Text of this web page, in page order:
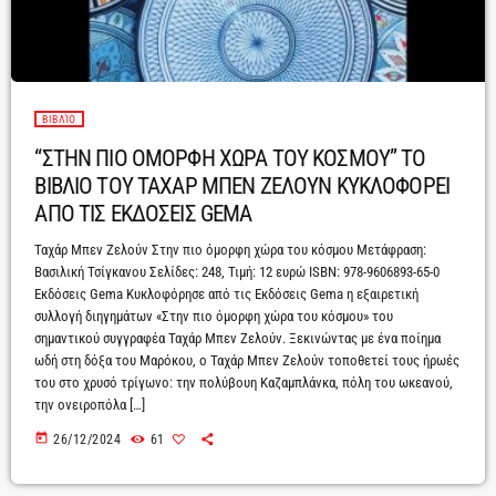
ΒΙΒΛΊΟ
“ΣΤΗΝ ΠΙΟ ΟΜΟΡΦΗ ΧΩΡΑ ΤΟΥ ΚΟΣΜΟΥ” ΤΟ
ΒΙΒΛΙΟ ΤΟΥ ΤΑΧΑΡ ΜΠΕΝ ΖΕΛΟΥΝ ΚΥΚΛΟΦΟΡΕΙ
ΑΠΟ ΤΙΣ ΕΚΔΟΣΕΙΣ GEMA
Ταχάρ Μπεν Ζελούν Στην πιο όμορφη χώρα του κόσμου Μετάφραση:
Βασιλική Τσίγκανου Σελίδες: 248, Τιμή: 12 ευρώ ISBN: 978-9606893-65-0
Εκδόσεις Gema Κυκλοφόρησε από τις Εκδόσεις Gema η εξαιρετική
συλλογή διηγημάτων «Στην πιο όμορφη χώρα του κόσμου» του
σημαντικού συγγραφέα Ταχάρ Μπεν Ζελούν. Ξεκινώντας με ένα ποίημα
ωδή στη δόξα του Μαρόκου, ο Ταχάρ Μπεν Ζελούν τοποθετεί τους ήρωές
του στο χρυσό τρίγωνο: την πολύβουη Καζαμπλάνκα, πόλη του ωκεανού,
την ονειροπόλα […]
today 26/12/2024 61